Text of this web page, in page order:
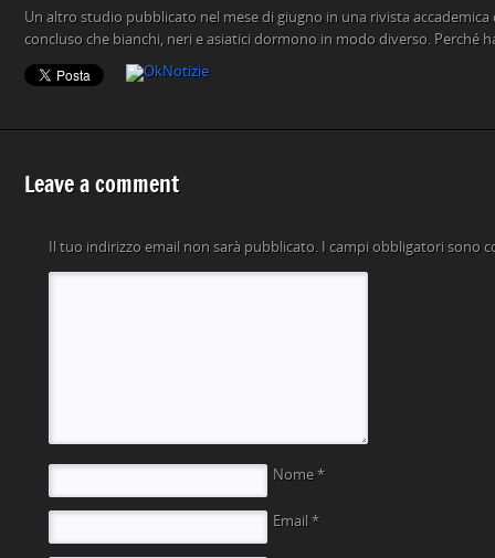
Un altro studio pubblicato nel mese di giugno in una rivista accademica
concluso che bianchi, neri e asiatici dormono in modo diverso. Perché
Leave a comment
Il tuo indirizzo email non sarà pubblicato. I campi obbligatori sono
Nome *
Email *